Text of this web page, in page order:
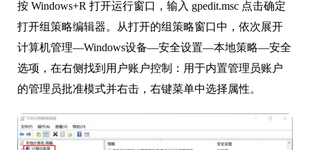
按 Windows+R 打开运行窗口，输入 gpedit.msc 点击确定
打开组策略编辑器。从打开的组策略窗口中，依次展开
计算机管理—Windows设备—安全设置—本地策略—安全
选项，在右侧找到用户账户控制：用于内置管理员账户
的管理员批准模式并右击，右键菜单中选择属性。